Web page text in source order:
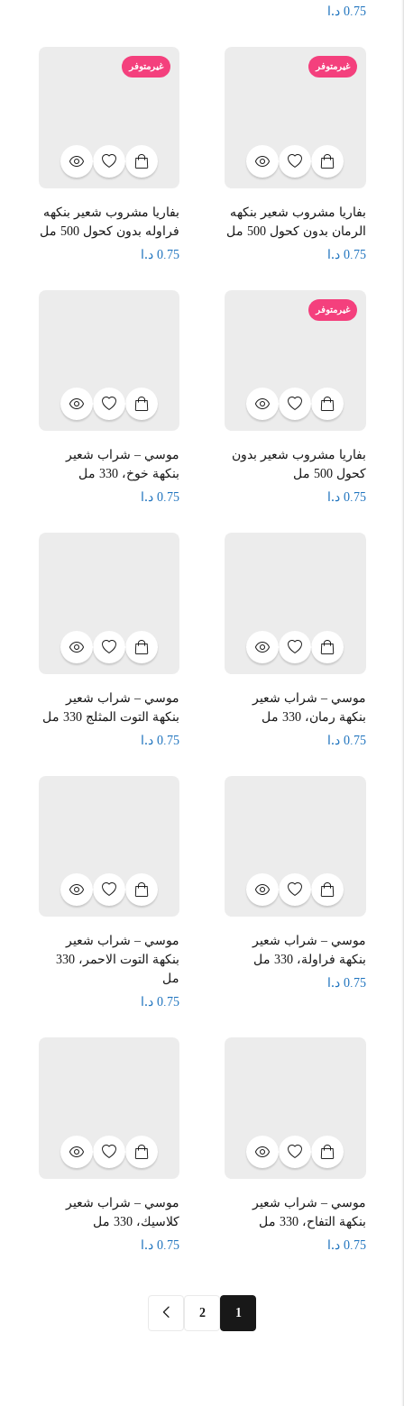
0.75 د.ا
غيرمتوفر
بفاريا مشروب شعير بنكهه
الرمان بدون كحول 500 مل
0.75 د.ا
غيرمتوفر
بفاريا مشروب شعير بنكهه
فراوله بدون كحول 500 مل
0.75 د.ا
غيرمتوفر
بفاريا مشروب شعير بدون
كحول 500 مل
0.75 د.ا
موسي – شراب شعير
بنكهة خوخ، 330 مل
0.75 د.ا
موسي – شراب شعير
بنكهة رمان، 330 مل
0.75 د.ا
موسي – شراب شعير
بنكهة التوت المثلج 330 مل
0.75 د.ا
موسي – شراب شعير
بنكهة فراولة، 330 مل
0.75 د.ا
موسي – شراب شعير
بنكهة التوت الاحمر، 330
مل
0.75 د.ا
موسي – شراب شعير
بنكهة التفاح، 330 مل
0.75 د.ا
موسي – شراب شعير
كلاسيك، 330 مل
0.75 د.ا
1
2